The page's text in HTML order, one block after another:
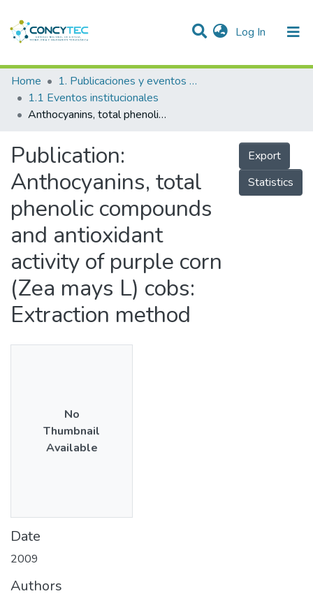
Log In (current)
Communities & Collections
Research Outputs
People
Statistics
Home
1. Publicaciones y eventos institucionales
1.1 Eventos institucionales
Anthocyanins, total phenolic compounds and antioxidant activity of purple corn (Zea mays L) cobs: Extraction method
Publication:
Anthocyanins, total
phenolic compounds
and antioxidant
activity of purple corn
(Zea mays L) cobs:
Extraction method
Export
Statistics
No
Thumbnail
Available
Date
2009
Authors